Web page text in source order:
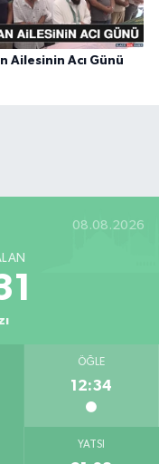
Ailesinin Acı Günü
08.08.2026
ÖĞLE
12:34
YATSI